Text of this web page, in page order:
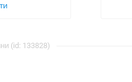
(id: 133828)